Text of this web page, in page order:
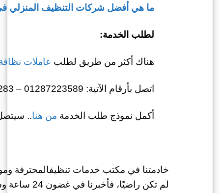
ما هي أفضل شركات التنظيف المنزلي في
لطلب الخدمة:
هناك أكثر من طريق لطلب عاملات
اتصل بأرقام الآتية: 01287223589 – 01022722283
أكمل نموذج طلب الخدمة من هنا..
خادمتنا في مكتب خدمات تنظيفالمحترفة
لم تكن